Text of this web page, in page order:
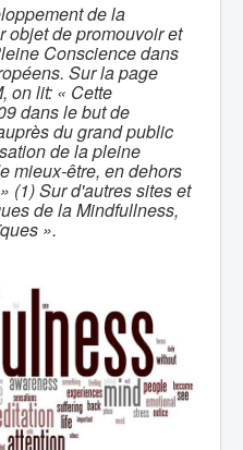
de la
objet de promouvoir et
Conscience dans
Sur la page
on lit: « Cette
dans le but de
du grand public
de la pleine
mieux-être, en dehors
(1) Sur d'autres sites et
de la Mindfullness,
».